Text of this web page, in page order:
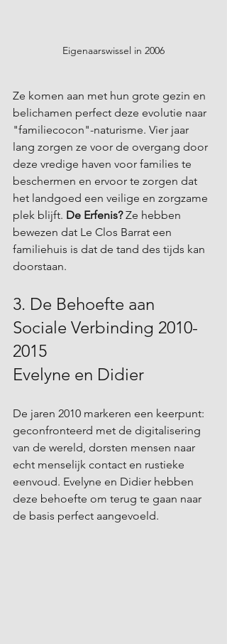
Eigenaarswissel in 2006
Ze komen aan met hun grote gezin en
belichamen perfect deze evolutie naar
"familiecocon"-naturisme. Vier jaar
lang zorgen ze voor de overgang door
deze vredige haven voor families te
beschermen en ervoor te zorgen dat
het landgoed een veilige en zorgzame
plek blijft. De Erfenis? Ze hebben
bewezen dat Le Clos Barrat een
familiehuis is dat de tand des tijds kan
doorstaan.
3. De Behoefte aan
Sociale Verbinding 2010-
2015
Evelyne en Didier
De jaren 2010 markeren een keerpunt:
geconfronteerd met de digitalisering
van de wereld, dorsten mensen naar
echt menselijk contact en rustieke
eenvoud. Evelyne en Didier hebben
deze behoefte om terug te gaan naar
de basis perfect aangevoeld.